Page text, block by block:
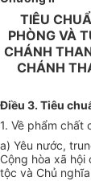
TIÊU
PHÒNG VÀ
CHÁNH
CHÁNH
Điều 3. Tiêu
1. Về phẩm chất
a) Yêu nước,
Cộng hòa xã
tộc và Chủ